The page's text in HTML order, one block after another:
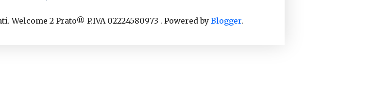
2 Prato® P.IVA 02224580973 . Powered byBlogger.